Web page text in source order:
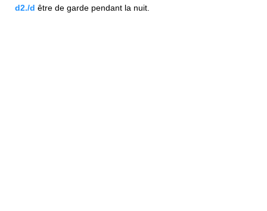
d2./d être de garde pendant la nuit.